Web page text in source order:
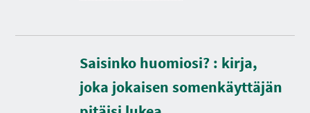
Saisinko huomiosi? : kirja,
joka jokaisen somenkäyttäjän
D
u
r